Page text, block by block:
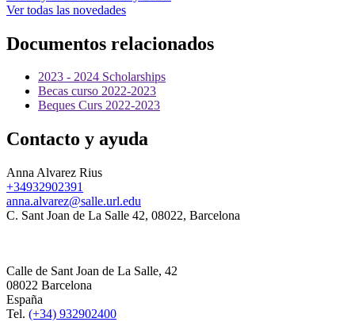
Ver todas las novedades
Documentos relacionados
2023 - 2024 Scholarships
Becas curso 2022-2023
Beques Curs 2022-2023
Contacto y ayuda
Anna Alvarez Rius
+34932902391
anna.alvarez@salle.url.edu
C. Sant Joan de La Salle 42, 08022, Barcelona
Calle de Sant Joan de La Salle, 42
08022 Barcelona
España
Tel. (+34) 932902400